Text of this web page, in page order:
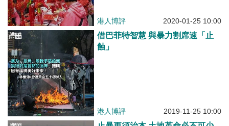
港人博評 2020-01-25 10:00
借巴菲特智慧 與暴力割席速「止
蝕」
港人博評 2019-11-25 10:00